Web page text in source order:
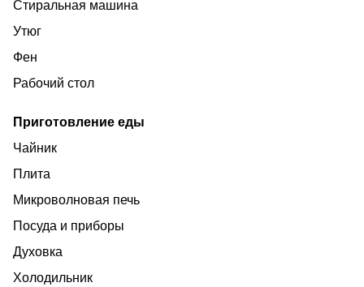
Стиральная машина
Утюг
Фен
Рабочий стол
Приготовление еды
Чайник
Плита
Микроволновая печь
Посуда и приборы
Духовка
Холодильник